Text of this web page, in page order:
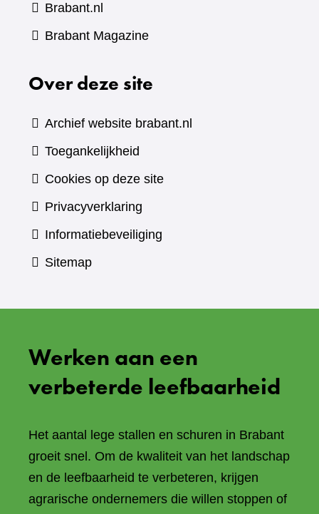
Brabant.nl
Brabant Magazine(verwijst
een
website)
Over deze site
Archief website brabant.nl
Toegankelijkheid
Cookies op deze site
Privacyverklaring
Informatiebeveiliging
Sitemap
Werken aan een
verbeterde leefbaarheid
Het aantal lege stallen en schuren in Brabant
groeit snel. Om de kwaliteit van het landschap
en de leefbaarheid te verbeteren, krijgen
agrarische ondernemers die willen stoppen of